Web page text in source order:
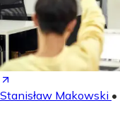
Stanisław Makowski •